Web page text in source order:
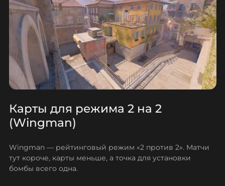
Карты для режима 2 на 2
(Wingman)
Wingman — рейтинговый режим «2 против 2». Матчи
тут короче, карты меньше, а точка для установки
бомбы всего одна.